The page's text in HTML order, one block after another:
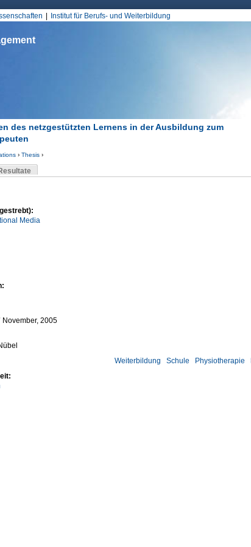
Institut für Berufs- und Weiterbildung
des netzgestützten Lernens in der Ausbildung zum
› Thesis›
Media
November, 2005
Physiotherapie
Schule
Weiterbildung